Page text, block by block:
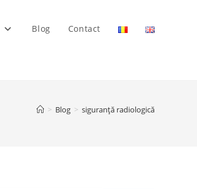
Blog Contact
> Blog > siguranță radiologică